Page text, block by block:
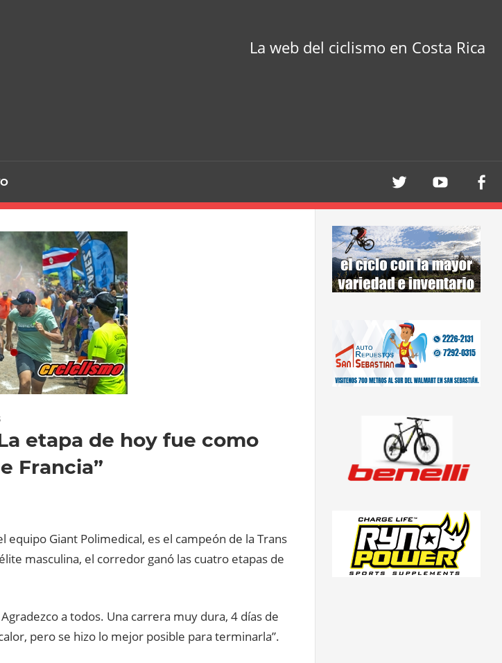
La web del ciclismo en Costa Rica
etapa de hoy fue como
Francia”
equipo Giant Polimedical, es el campeón de la Trans
masculina, el corredor ganó las cuatro etapas de
a todos. Una carrera muy dura, 4 días de
pero se hizo lo mejor posible para terminarla”.